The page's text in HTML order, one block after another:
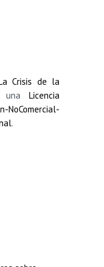
Crisis de la
una Licencia
NoComercial-
.